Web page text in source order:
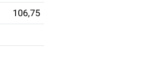
106,75